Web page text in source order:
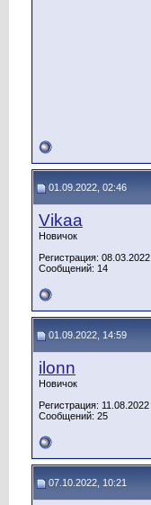
01.09.2022, 02:46
Vikaa
Новичок
Регистрация: 08.03.2022
Сообщений: 14
01.09.2022, 14:59
ilonn
Новичок
Регистрация: 11.08.2022
Сообщений: 25
07.10.2022, 10:21